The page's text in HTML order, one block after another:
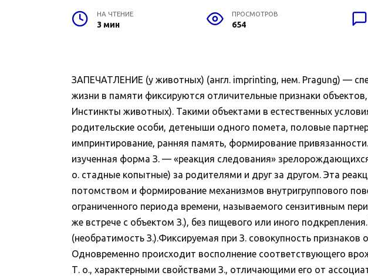
НА ЧТЕНИЕ
3 мин
ПРОСМОТРОВ
654
ЗАПЕЧАТЛЕНИЕ (у животных) (англ. imprinting, нем. Pragung) —
жизни в памяти фиксируются отличительные признаки
Инстинкты животных). Такими объектами в естественных
родительские особи, детеныши одного помета, половые
импринтирование, ранняя память, формирование
изученная форма З. — «реакция следования»
о. стадные копытные) за родителями и друг за другом. Эта
потомством и формирование механизмов внутригруппового
ограниченного периода времени, называемого сензитивным
же встрече с объектом З.), без пищевого или иного
(необратимость З.).Фиксируемая при З. совокупность
Одновременно происходит восполнение соответствующего
Т. о., характерными свойствами З., отличающими его от